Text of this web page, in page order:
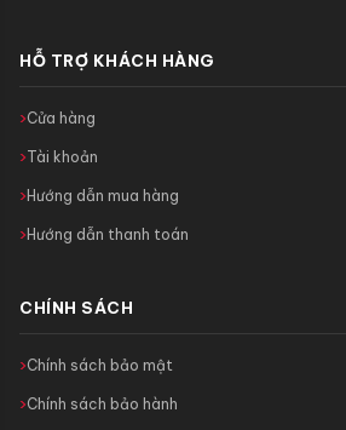
HỖ TRỢ KHÁCH HÀNG
Cửa hàng
Tài khoản
Hướng dẫn mua hàng
Hướng dẫn thanh toán
CHÍNH SÁCH
Chính sách bảo mật
Chính sách bảo hành